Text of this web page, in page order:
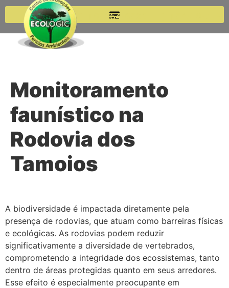
(11) 99264-6920
Monitoramento
faunístico na
Rodovia dos
Tamoios
A biodiversidade é impactada diretamente pela
presença de rodovias, que atuam como barreiras físicas
e ecológicas. As rodovias podem reduzir
significativamente a diversidade de vertebrados,
comprometendo a integridade dos ecossistemas, tanto
dentro de áreas protegidas quanto em seus arredores.
Esse efeito é especialmente preocupante em